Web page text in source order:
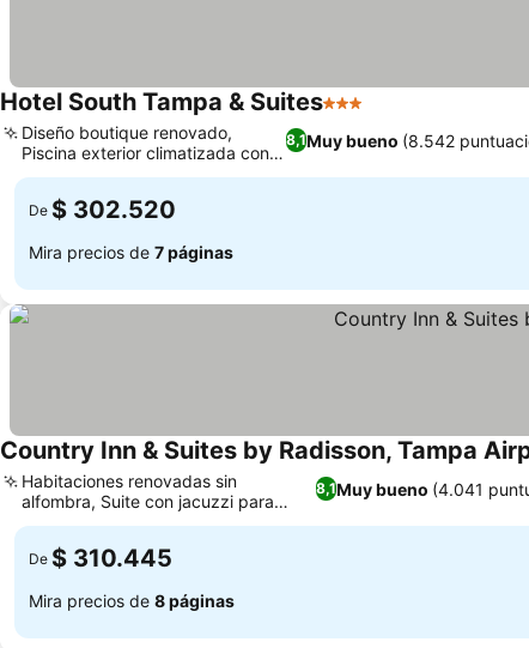
Hotel South Tampa & Suites3 Estrellas
8,1Muy bueno (8.542
Diseño boutique renovado,
Piscina exterior climatizada con
cabañas
De $ 302.520
Mira precios de 7 páginas
Country Inn & Suites by Radisson, Tampa
8,1Muy bueno (4.041
Habitaciones renovadas sin
alfombra, Suite con jacuzzi para
relajarte al máximo
De $ 310.445
Mira precios de 8 páginas